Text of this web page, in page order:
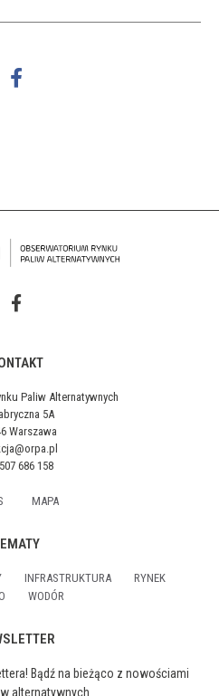
Paliw Alternatywnych
5A
Warszawa
686 158
MAPA
INFRASTRUKTURA
RYNEK
WODÓR
Bądź na bieżąco z nowościami
alternatywnych